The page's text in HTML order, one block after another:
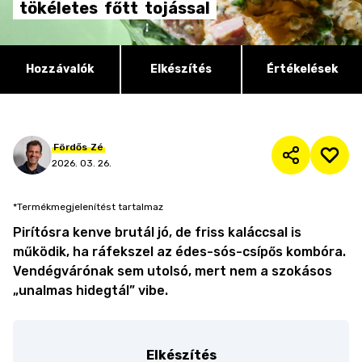
tökéletes főtt tojással
Hozzávalók Elkészítés Értékelések
Fördős Zé
2026. 03. 26.
*Termékmegjelenítést tartalmaz
Pirítósra kenve brutál jó, de friss kaláccsal is
működik, ha ráfekszel az édes-sós-csípős kombóra.
Vendégvárónak sem utolsó, mert nem a szokásos
„unalmas hidegtál” vibe.
Elkészítés